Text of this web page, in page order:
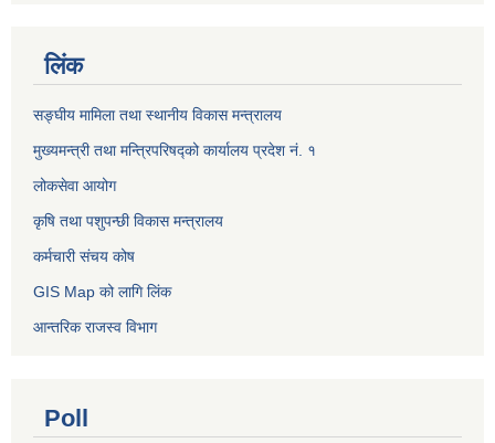
लिंक
सङ्घीय मामिला तथा स्थानीय विकास मन्त्रालय
मुख्यमन्त्री तथा मन्त्रिपरिषद्को कार्यालय प्रदेश नं. १
लोकसेवा आयोग ​​​​
कृषि तथा पशुपन्छी विकास मन्त्रालय
कर्मचारी संचय कोष
GIS Map को लागि लिंक
आन्तरिक राजस्व विभाग
Poll